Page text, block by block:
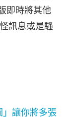
即時將其他
訊息或是騷
讓你將多張